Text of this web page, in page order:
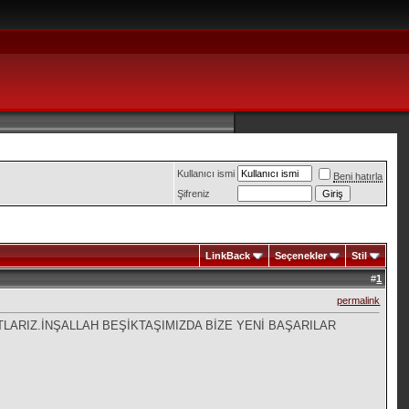
Kullanıcı ismi
Beni hatırla
Şifreniz
LinkBack Seçenekler Stil
#1
permalink
BEŞİKTAŞIMIZDA BİZE YENİ BAŞARILAR